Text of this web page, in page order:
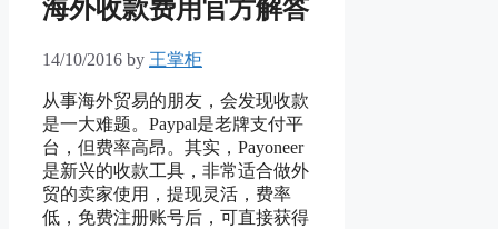
海外收款费用官方解答
14/10/2016 by 王掌柜
从事海外贸易的朋友，会发现收款
是一大难题。Paypal是老牌支付平
台，但费率高昂。其实，Payoneer
是新兴的收款工具，非常适合做外
贸的卖家使用，提现灵活，费率
低，免费注册账号后，可直接获得